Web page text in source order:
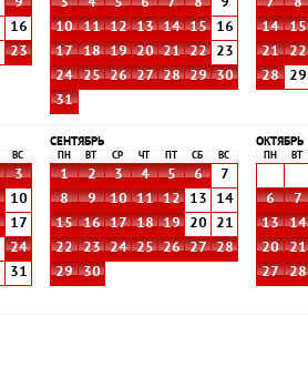
9
16
23
3
4 5 6 7 8
9
10
11 12 13 14 15
16
17
18 19 20 21 22
23
24
25 26 27 28 29
30
31
7
8
14
15
21
22
28
29
ВС
3
10
17
24
31
СЕНТЯБРЬ
ПН ВТ СР ЧТ СБ ВС
1 2 3 4 5 6
7
8
9 10 11 12 13
14
15
16 17 18 19 20
21
22
23 24 25 26 27
28
29
30
ОКТЯБРЬ
ПН ВТ
6
7
13
14
20
21
27
28